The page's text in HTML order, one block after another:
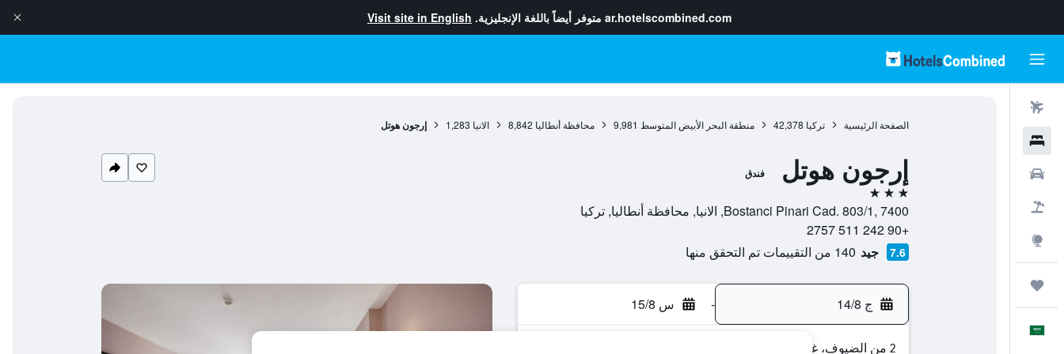
ar.hotelscombined.com متوفر أيضاً باللغة الإنجليزية. Visit site in English
الصفحة الرئيسية تركيا 42,378 منطقة البحر الأبيض المتوسط 9,981 محافظة أنطاليا 8,842 الانيا 1,283 إرجون هوتل
إرجون هوتل فندق
3 نجوم
Bostanci Pinari Cad. 803/1, 7400, الانيا, محافظة أنطاليا, تركيا
+90 242 511 2757
7.6 جيد 140 من التقييمات تم التحقق منها
ج 14/8 - س 15/8
2 من الضيوف، غرفة واحدة